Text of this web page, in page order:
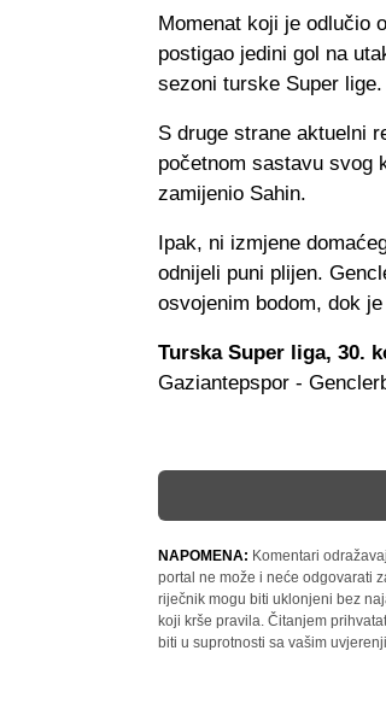
Momenat koji je odlučio
postigao jedini gol na
sezoni turske Super lige.
S druge strane aktuelni
početnom sastavu svog
zamijenio Sahin.
Ipak, ni izmjene
odnijeli puni plijen.
osvojenim bodom, dok
Turska Super liga, 30.
Gaziantepspor -
NAPOMENA: Komentari
portal ne može i neće odgovarati
riječnik mogu biti uklonjeni bez
koji krše pravila. Čitanjem
biti u suprotnosti sa vašim